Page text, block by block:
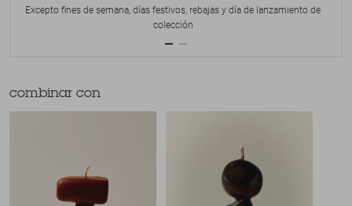
Excepto fines de semana, días festivos, rebajas y día de lanzamiento de
colección
combinar con